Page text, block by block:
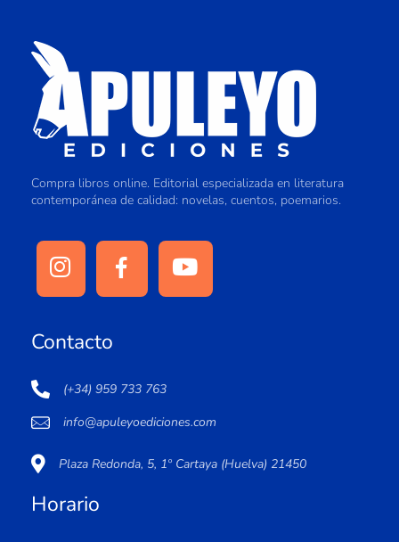
Compra libros online. Editorial especializada en literatura
contemporánea de calidad: novelas, cuentos, poemarios.
Contacto
(+34) 959 733 763
info@apuleyoediciones.com
Plaza Redonda, 5, 1º Cartaya (Huelva) 21450
Horario